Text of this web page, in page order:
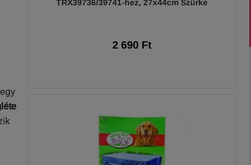
TRX39736/39741-hez, 27x44cm Szürke
2 690 Ft